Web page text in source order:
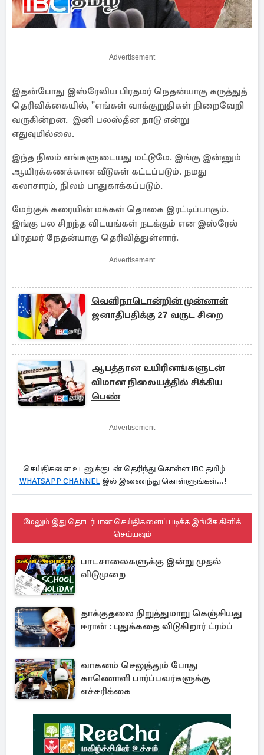
Advertisement
இதன்போது இஸ்ரேலிய பிரதமர் நெதன்யாகு கருத்துத்
தெரிவிக்கையில், "எங்கள் வாக்குறுதிகள் நிறைவேறி
வருகின்றன. இனி பலஸ்தீன நாடு என்று
எதுவுமில்லை.
இந்த நிலம் எங்களுடையது மட்டுமே. இங்கு இன்னும்
ஆயிரக்கணக்கான வீடுகள் கட்டப்படும். நமது
கலாசாரம், நிலம் பாதுகாக்கப்படும்.
மேற்குக் கரையின் மக்கள் தொகை இரட்டிப்பாகும்.
இங்கு பல சிறந்த விடயங்கள் நடக்கும் என இஸ்ரேல்
பிரதமர் நேதன்யாகு தெரிவித்துள்ளார்.
Advertisement
வெளிநாடொன்றின் முன்னாள்
ஜனாதிபதிக்கு 27 வருட சிறை
ஆபத்தான உயிரினங்களுடன்
விமான நிலையத்தில் சிக்கிய
பெண்
Advertisement
செய்திகளை உடனுக்குடன் தெரிந்து கொள்ள IBC தமிழ்
WHATSAPP CHANNEL இல் இணைந்து கொள்ளுங்கள்...!
மேலும் இது தொடர்பான செய்திகளைப் படிக்க இங்கே கிளிக்
செய்யவும்
பாடசாலைகளுக்கு இன்று முதல்
விடுமுறை
தாக்குதலை நிறுத்துமாறு கெஞ்சியது
ஈரான் : புதுக்கதை விடுகிறார் ட்ரம்ப்
வாகனம் செலுத்தும் போது
காணொளி பார்ப்பவர்களுக்கு
எச்சரிக்கை